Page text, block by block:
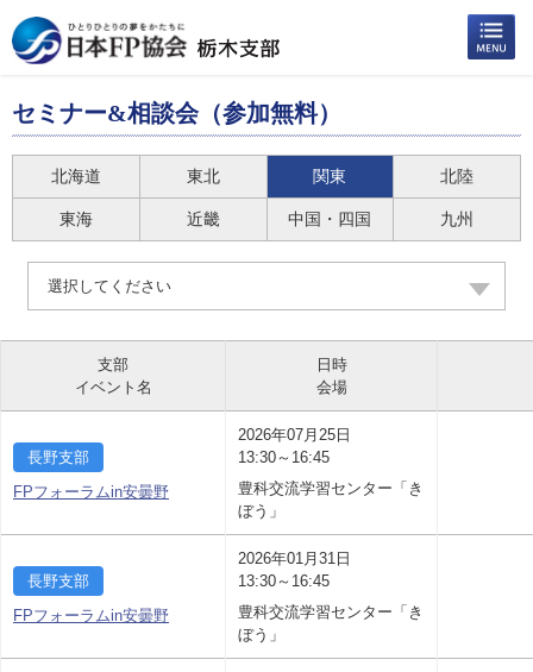
セミナー&相談会（参加無料）
北海道 東北 関東 北陸
東海 近畿 中国・四国 九州
選択してください
支部
イベント名
日時
会場
長野支部
FPフォーラムin安曇野
2026年07月25日
13:30～16:45
豊科交流学習センター「き
ぼう」
長野支部
FPフォーラムin安曇野
2026年01月31日
13:30～16:45
豊科交流学習センター「き
ぼう」